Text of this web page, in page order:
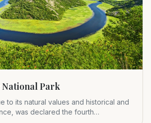
Park
to its natural values and historical and
was declared the fourth